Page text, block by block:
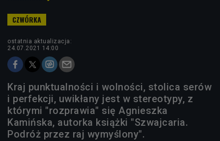
ostatnia aktualizacja:
24.07.2021 14:00
Kraj punktualności i wolności, stolica serów
i perfekcji, uwikłany jest w stereotypy, z
którymi "rozprawia" się Agnieszka
Kamińska, autorka książki "Szwajcaria.
Podróż przez raj wymyślony".